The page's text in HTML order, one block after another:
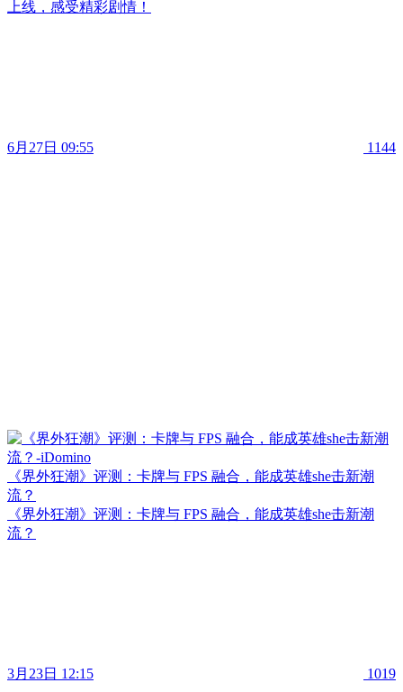
上线，感受精彩剧情！
6月27日 09:55 1144
《界外狂潮》评测：卡牌与 FPS 融合，能成英雄she击新潮
流？
《界外狂潮》评测：卡牌与 FPS 融合，能成英雄she击新潮
流？
3月23日 12:15 1019